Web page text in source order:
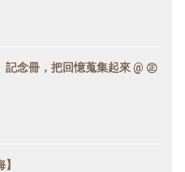
記念冊，把回憶蒐集起來 @ ㊣